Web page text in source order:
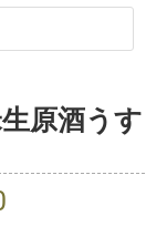
原酒うす